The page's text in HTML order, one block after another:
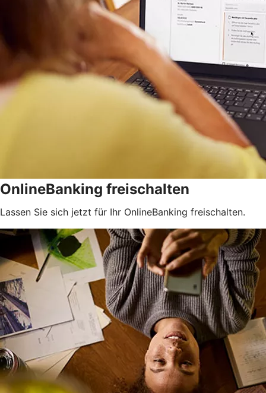
OnlineBanking freischalten
Lassen Sie sich jetzt für Ihr OnlineBanking freischalten.